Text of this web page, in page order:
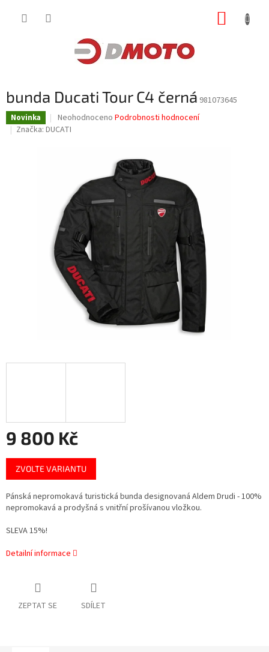
bunda Ducati Tour C4 černá 981073645
Novinka
Průměrné
hodnocení
hvězdiček.
Neohodnoceno Podrobnosti hodnocení
Značka: DUCATI
9 800 Kč
Měrná
cena:
ZVOLTE VARIANTU
Pánská nepromokavá turistická bunda designovaná Aldem Drudi - 100%
nepromokavá a prodyšná s vnitřní prošívanou vložkou.
SLEVA 15%!
Detailní informace
ZEPTAT SE SDÍLET